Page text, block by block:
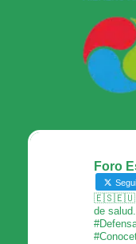
Foro
🇪🇸🇪🇺💬
de